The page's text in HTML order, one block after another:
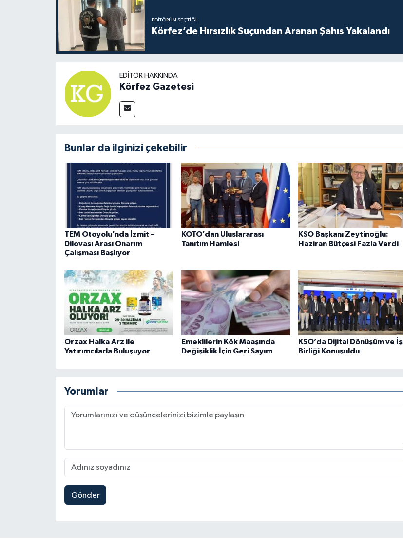
EDITÖRÜN SEÇTIĞI
Körfez’de Hırsızlık Suçundan Aranan Şahıs Yakalandı
EDITÖR HAKKINDA
Körfez Gazetesi
Bunlar da ilginizi çekebilir
TEM Otoyolu’nda İzmit –
Dilovası Arası Onarım
Çalışması Başlıyor
KOTO’dan Uluslararası
Tanıtım Hamlesi
KSO Başkanı Zeytinoğlu:
Haziran Bütçesi Fazla Verdi
Orzax Halka Arz ile
Yatırımcılarla Buluşuyor
Emeklilerin Kök Maaşında
Değişiklik İçin Geri Sayım
KSO’da Dijital Dönüşüm ve İş
Birliği Konuşuldu
Yorumlar
Gönder